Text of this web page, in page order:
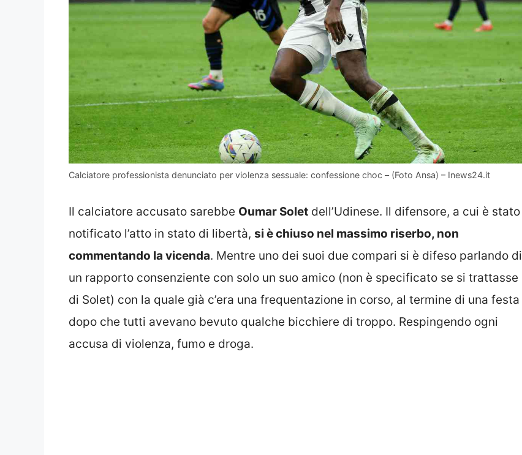
Calciatore professionista denunciato per violenza sessuale: confessione choc – (Foto Ansa) – Inews24.it
Il calciatore accusato sarebbe Oumar Solet dell’Udinese. Il difensore, a cui è stato
notificato l’atto in stato di libertà, si è chiuso nel massimo riserbo, non
commentando la vicenda. Mentre uno dei suoi due compari si è difeso parlando di
un rapporto consenziente con solo un suo amico (non è specificato se si trattasse
di Solet) con la quale già c’era una frequentazione in corso, al termine di una festa
dopo che tutti avevano bevuto qualche bicchiere di troppo. Respingendo ogni
accusa di violenza, fumo e droga.